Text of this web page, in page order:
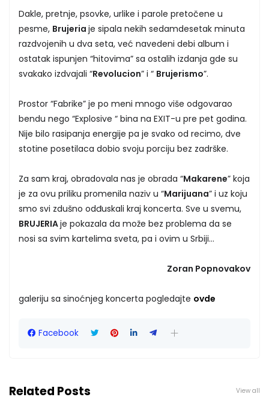
Dakle, pretnje, psovke, urlike i parole pretočene u
pesme, Brujeria je sipala nekih sedamdesetak minuta
razdvojenih u dva seta, već navedeni debi album i
ostatak ispunjen “hitovima” sa ostalih izdanja gde su
svakako izdvajali “Revolucion” i “ Brujerismo”.
Prostor “Fabrike” je po meni mnogo više odgovarao
bendu nego “Explosive “ bina na EXIT-u pre pet godina.
Nije bilo rasipanja energije pa je svako od recimo, dve
stotine posetilaca dobio svoju porciju bez zadrške.
Za sam kraj, obradovala nas je obrada “Makarene” koja
je za ovu priliku promenila naziv u “Marijuana” i uz koju
smo svi zdušno odđuskali kraj koncerta. Sve u svemu,
BRUJERIAje pokazala da može bez problema da se
nosi sa svim kartelima sveta, pa i ovim u Srbiji…
Zoran Popnovakov
galeriju sa sinoćnjeg koncerta pogledajte ovde
Facebook
Related Posts View all